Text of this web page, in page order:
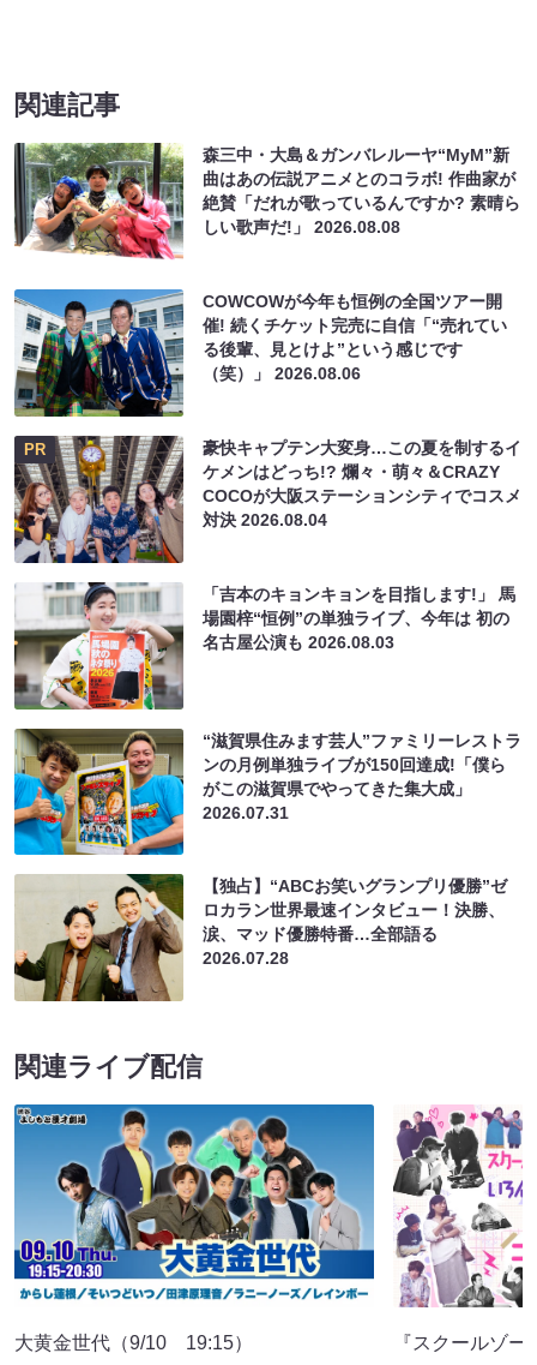
関連記事
森三中・大島＆ガンバレルーヤ“MyM”新
曲はあの伝説アニメとのコラボ! 作曲家が
絶賛「だれが歌っているんですか? 素晴ら
しい歌声だ!」2026.08.08
COWCOWが今年も恒例の全国ツアー開
催! 続くチケット完売に自信「“売れてい
る後輩、見とけよ”という感じです
（笑）」2026.08.06
PR
豪快キャプテン大変身…この夏を制するイ
ケメンはどっち!? 爛々・萌々＆CRAZY
COCOが大阪ステーションシティでコスメ
対決2026.08.04
「吉本のキョンキョンを目指します!」 馬
場園梓“恒例”の単独ライブ、今年は 初の
名古屋公演も2026.08.03
“滋賀県住みます芸人”ファミリーレストラ
ンの月例単独ライブが150回達成!「僕ら
がこの滋賀県でやってきた集大成」
2026.07.31
【独占】“ABCお笑いグランプリ優勝”ゼ
ロカラン世界最速インタビュー！決勝、
涙、マッド優勝特番…全部語る
2026.07.28
関連ライブ配信
大黄金世代（9/10 19:15）
『スクールゾ